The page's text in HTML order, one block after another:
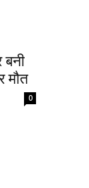
बनी
मौत
0